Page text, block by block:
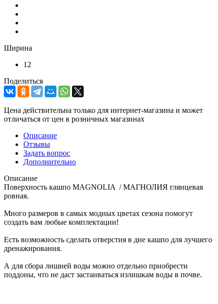
Ширина
12
Поделиться
Цена действительна только для интернет-магазина и может
отличаться от цен в розничных магазинах
Описание
Отзывы
Задать вопрос
Дополнительно
Описание
Поверхность кашпо MAGNOLIA / МАГНОЛИЯ глянцевая
ровная.
Много размеров в самых модных цветах сезона помогут
создать вам любые комплектации!
Есть возможность сделать отверстия в дне кашпо для лучшего
дренажирования.
А для сбора лишней воды можно отдельно приобрести
поддоны, что не даст застаиваться излишкам воды в почве.